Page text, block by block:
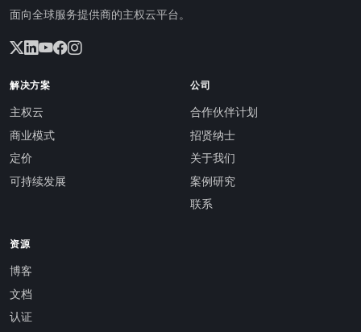
面向全球服务提供商的主权云平台。
解决方案
主权云
商业模式
定价
可持续发展
公司
合作伙伴计划
招贤纳士
关于我们
案例研究
联系
资源
博客
文档
认证